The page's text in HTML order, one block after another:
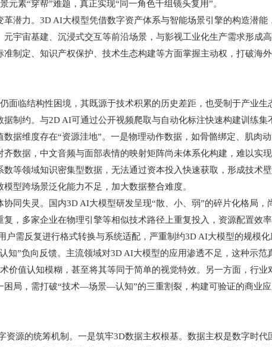
元素“穿帮”难题，真正实现“同一角色千组镜头复用”。
力。3D AI大模型凭借数字资产体系与智能场景引擎的构造潜能
宇宙基建、沉浸式交互等前沿场景，与影视工业化生产需求形成
制定、知识产权保护、技术生态构建等方面掌握主动权，打破海
临结构性困境，其既源于技术积累的历史差距，也受制于产业生
约。与2D AI可通过公开视频爬取与自动化标注快速构建训练集
据维度存在“资源洼地”。一是物理动作数据，如骨骼绑定、肌肉
数据，中文音频与面部表情的映射矩阵尚未体系化构建，难以实
等领域知识密集型数据，无法通过资本投入快速获取，形成技术
型跨场景泛化能力不足，加大数据整合难度。
失灵。国内3D AI大模型研发呈现“散、小、弱”的碎片化格局，
，多家企业在物理引擎等相似技术路径上重复投入，资源配置效
户需反复进行格式转换与系统适配，严重制约3D AI大模型的规模化
”负向反馈。主流领域对3D AI大模型的应用渗透不足，这种示范
价值认知模糊，甚至将其等同于简单的视觉特效。另一方面，行
局，需打破“技术—场景—认知”的三重割裂，构建可验证的商业应
源的统筹机制。一是筑牢3D数据主权根基。数据主权是数字时代